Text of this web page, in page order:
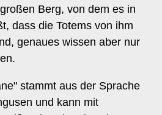
Berg, von dem es in
dass die Totems von ihm
genaues wissen aber nur
stammt aus der Sprache
und kann mit